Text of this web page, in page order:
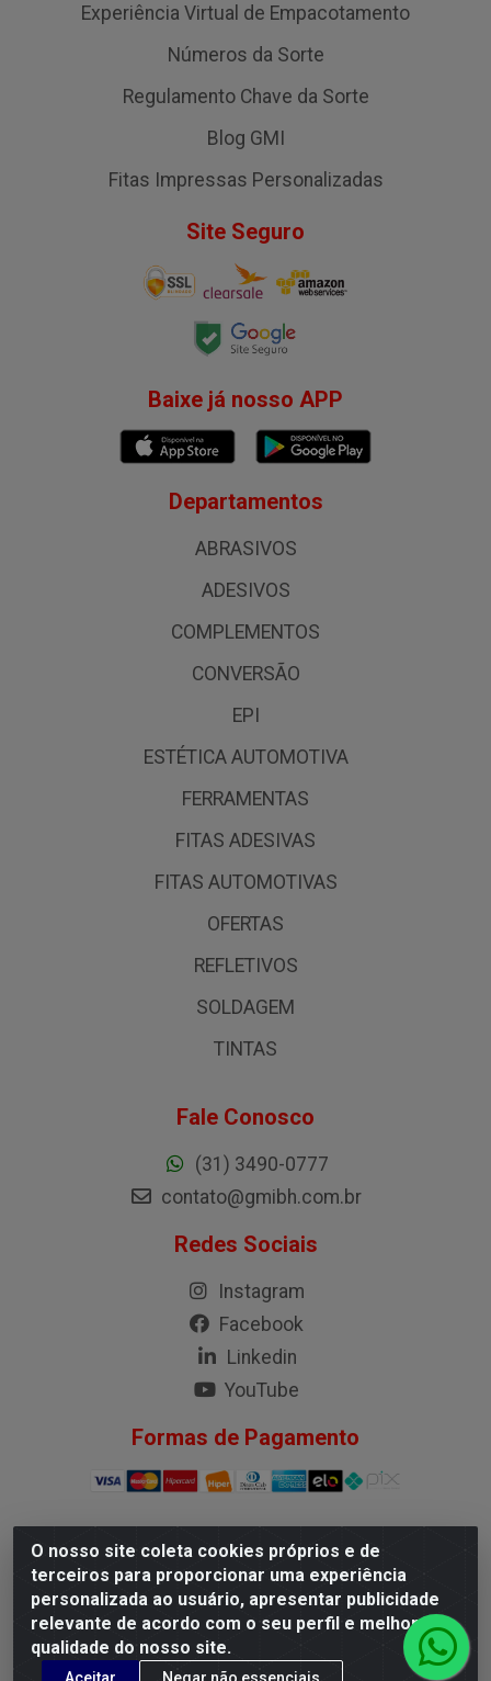
O nosso site coleta cookies próprios e de
terceiros para proporcionar uma experiência
personalizada ao usuário, apresentar publicidade
relevante de acordo com o seu perfil e melhorar a
qualidade do nosso site.
Aceitar Negar não essenciais
Experiência Virtual de Empacotamento
Números da Sorte
Regulamento Chave da Sorte
Blog GMI
Fitas Impressas Personalizadas
Site Seguro
Baixe já nosso APP
Departamentos
ABRASIVOS
ADESIVOS
COMPLEMENTOS
CONVERSÃO
EPI
ESTÉTICA AUTOMOTIVA
FERRAMENTAS
FITAS ADESIVAS
FITAS AUTOMOTIVAS
OFERTAS
REFLETIVOS
SOLDAGEM
TINTAS
Fale Conosco
(31) 3490-0777
contato@gmibh.com.br
Redes Sociais
Instagram
Facebook
Linkedin
YouTube
Formas de Pagamento
G.M.I. Distribuidora LTDA - Rua Conselheiro Pena, 50 -
Santa Branca, Belo Horizonte/MG - CEP 31.710-150 -
CNPJ 04.098.359/0001-02